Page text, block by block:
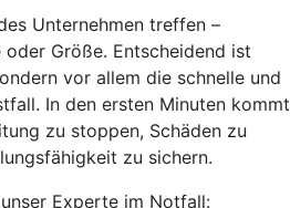
Unternehmen treffen –
Größe. Entscheidend ist
vor allem die schnelle und
In den ersten Minuten kommt
zu stoppen, Schäden zu
zu sichern.
Experte im Notfall: